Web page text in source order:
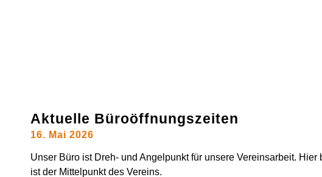
Aktuelle Büroöffnungszeiten
16. Mai 2026
Unser Büro ist Dreh- und Angelpunkt für unsere Vereinsarbeit.
ist der Mittelpunkt des Vereins.